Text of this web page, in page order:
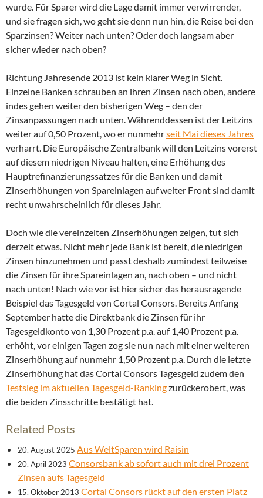
wurde. Für Sparer wird die Lage damit immer verwirrender,
und sie fragen sich, wo geht sie denn nun hin, die Reise bei den
Sparzinsen? Weiter nach unten? Oder doch langsam aber
sicher wieder nach oben?
Richtung Jahresende 2013 ist kein klarer Weg in Sicht.
Einzelne Banken schrauben an ihren Zinsen nach oben, andere
indes gehen weiter den bisherigen Weg – den der
Zinsanpassungen nach unten. Währenddessen ist der Leitzins
weiter auf 0,50 Prozent, wo er nunmehrseit Mai dieses Jahres
verharrt. Die Europäische Zentralbank will den Leitzins vorerst
auf diesem niedrigen Niveau halten, eine Erhöhung des
Hauptrefinanzierungssatzes für die Banken und damit
Zinserhöhungen von Spareinlagen auf weiter Front sind damit
recht unwahrscheinlich für dieses Jahr.
Doch wie die vereinzelten Zinserhöhungen zeigen, tut sich
derzeit etwas. Nicht mehr jede Bank ist bereit, die niedrigen
Zinsen hinzunehmen und passt deshalb zumindest teilweise
die Zinsen für ihre Spareinlagen an, nach oben – und nicht
nach unten! Nach wie vor ist hier sicher das herausragende
Beispiel das Tagesgeld von Cortal Consors. Bereits Anfang
September hatte die Direktbank die Zinsen für ihr
Tagesgeldkonto von 1,30 Prozent p.a. auf 1,40 Prozent p.a.
erhöht, vor einigen Tagen zog sie nun nach mit einer weiteren
Zinserhöhung auf nunmehr 1,50 Prozent p.a. Durch die letzte
Zinserhöhung hat das Cortal Consors Tagesgeld zudem den
Testsieg im aktuellen Tagesgeld-Rankingzurückerobert, was
die beiden Zinsschritte bestätigt hat.
Related Posts
20. August 2025 Aus WeltSparen wird Raisin
20. April 2023 Consorsbank ab sofort auch mit drei Prozent
Zinsen aufs Tagesgeld
15. Oktober 2013 Cortal Consors rückt auf den ersten Platz